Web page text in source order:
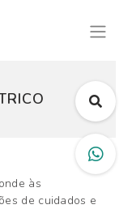
às
de cuidados e